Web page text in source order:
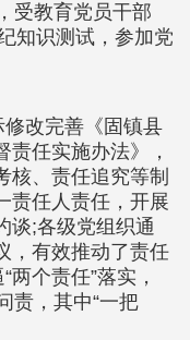
受教育党员干部
知识测试，参加党
修改完善《固镇县
任实施办法》，
核、责任追究等制
责任人责任，开展
谈;各级党组织通
，有效推动了责任
两个责任”落实，
责，其中“一把